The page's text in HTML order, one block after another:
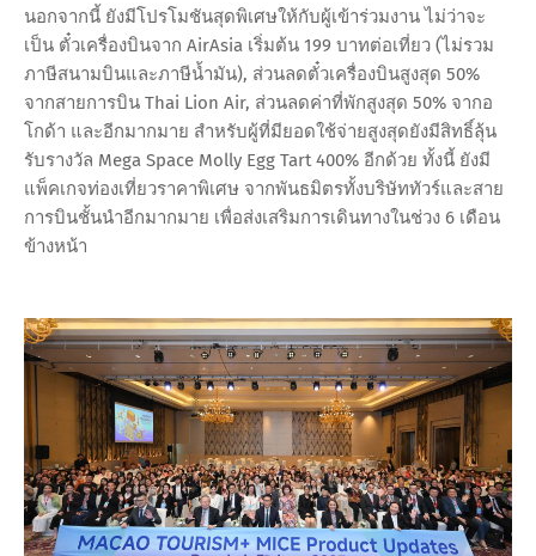
นอกจากนี้ ยังมีโปรโมชันสุดพิเศษให้กับผู้เข้าร่วมงาน ไม่ว่าจะ
เป็น ตั๋วเครื่องบินจาก AirAsia เริ่มต้น 199 บาทต่อเที่ยว (ไม่รวม
ภาษีสนามบินและภาษีน้ำมัน), ส่วนลดตั๋วเครื่องบินสูงสุด 50%
จากสายการบิน Thai Lion Air, ส่วนลดค่าที่พักสูงสุด 50% จากอ
โกด้า และอีกมากมาย สำหรับผู้ที่มียอดใช้จ่ายสูงสุดยังมีสิทธิ์ลุ้น
รับรางวัล Mega Space Molly Egg Tart 400% อีกด้วย ทั้งนี้ ยังมี
แพ็คเกจท่องเที่ยวราคาพิเศษ จากพันธมิตรทั้งบริษัททัวร์และสาย
การบินชั้นนำอีกมากมาย เพื่อส่งเสริมการเดินทางในช่วง 6 เดือน
ข้างหน้า